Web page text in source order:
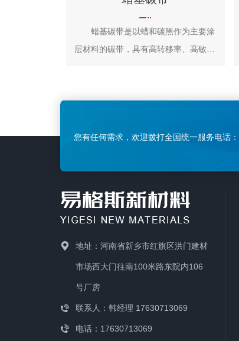
蜡基碳带是以蜡和碳黑作为主要涂
层材料的碳带，具有高转移率、高敏度
质， 蜡基碳带增强版较普通蜡基碳
型的打印介质。可适用高速打印，防静
格：60mm*300m 70mm*300m
80mm*300m 90mm*300m
110mm*300m 蜡基碳带的优势包
括： 打印成本低，适合常规的量产
应用场景 多用于打印普通铜版纸标
签 在服装吊牌标签、货运标签等应
您有任何需求，欢迎拨打全国统一服务电话：
地址：河南省新乡市红旗区洪门建材
市场西大门往南100米路东院内106
号厂房
联系人：韩经理 17630713069
电话：17630713069